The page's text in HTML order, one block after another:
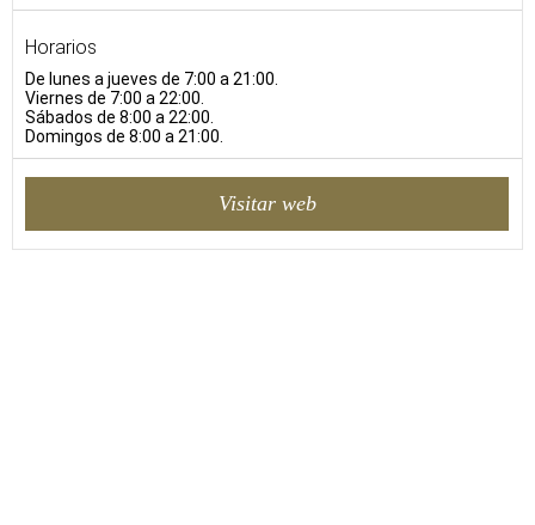
Horarios
De lunes a jueves de 7:00 a 21:00.
Viernes de 7:00 a 22:00.
Sábados de 8:00 a 22:00.
Domingos de 8:00 a 21:00.
Visitar web